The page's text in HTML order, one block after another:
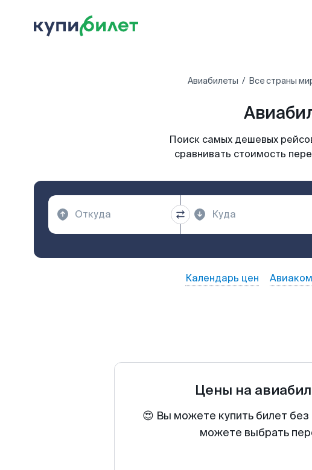
Авиабилеты Все страны
Поиск самых дешевых
сравнивать стоимость
Календарь цен
Цены на
😍 Вы можете купить билет
можете выбрать